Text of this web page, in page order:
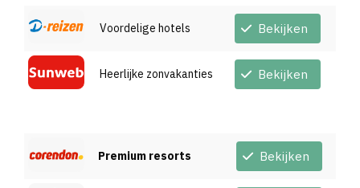
Voordelige hotels Bekijken
Heerlijke zonvakanties Bekijken
Premium resorts Bekijken